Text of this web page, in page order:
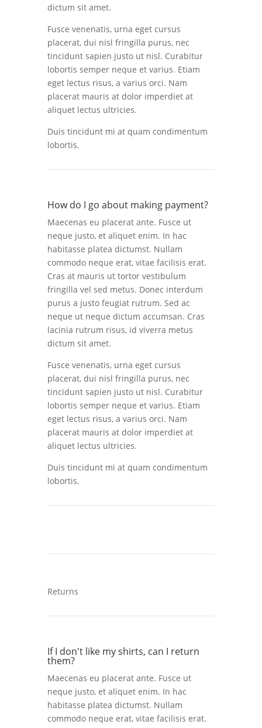
dictum sit amet.
Fusce venenatis, urna eget cursus
placerat, dui nisl fringilla purus, nec
tincidunt sapien justo ut nisl. Curabitur
lobortis semper neque et varius. Etiam
eget lectus risus, a varius orci. Nam
placerat mauris at dolor imperdiet at
aliquet lectus ultricies.
Duis tincidunt mi at quam condimentum
lobortis.
How do I go about making payment?
Maecenas eu placerat ante. Fusce ut
neque justo, et aliquet enim. In hac
habitasse platea dictumst. Nullam
commodo neque erat, vitae facilisis erat.
Cras at mauris ut tortor vestibulum
fringilla vel sed metus. Donec interdum
purus a justo feugiat rutrum. Sed ac
neque ut neque dictum accumsan. Cras
lacinia rutrum risus, id viverra metus
dictum sit amet.
Fusce venenatis, urna eget cursus
placerat, dui nisl fringilla purus, nec
tincidunt sapien justo ut nisl. Curabitur
lobortis semper neque et varius. Etiam
eget lectus risus, a varius orci. Nam
placerat mauris at dolor imperdiet at
aliquet lectus ultricies.
Duis tincidunt mi at quam condimentum
lobortis.
Returns
If I don't like my shirts, can I return
them?
Maecenas eu placerat ante. Fusce ut
neque justo, et aliquet enim. In hac
habitasse platea dictumst. Nullam
commodo neque erat, vitae facilisis erat.